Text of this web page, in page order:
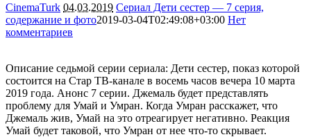
CinemaTurk 04.03.2019 Сериал Дети сестер — 7 серия,
содержание и фото2019-03-04T02:49:08+03:00 Нет
комментариев
Описание седьмой серии сериала: Дети сестер, показ которой
состоится на Стар ТВ-канале в восемь часов вечера 10 марта
2019 года. Анонс 7 серии. Джемаль будет представлять
проблему для Умай и Умран. Когда Умран расскажет, что
Джемаль жив, Умай на это отреагирует негативно. Реакция
Умай будет таковой, что Умран от нее что-то скрывает.